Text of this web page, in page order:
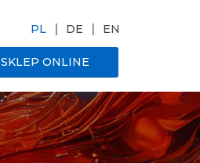
PL DE EN
SKLEP ONLINE